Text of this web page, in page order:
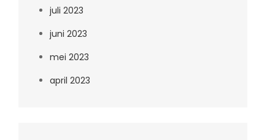
juli 2023
juni 2023
mei 2023
april 2023